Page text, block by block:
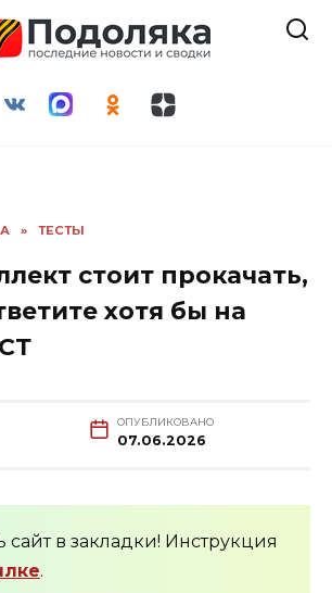
» ТЕСТЫ
стоит прокачать,
хотя бы на
ОПУБЛИКОВАНО
07.06.2026
сайт в закладки! Инструкция
.